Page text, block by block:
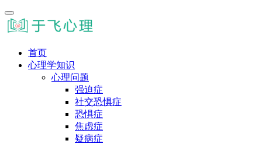
首页
心理学知识
心理问题
强迫症
社交恐惧症
恐惧症
焦虑症
疑病症